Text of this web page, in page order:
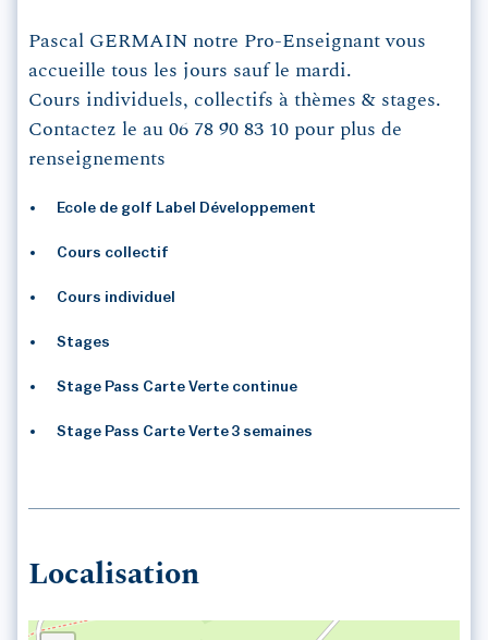
Pascal GERMAIN notre Pro-Enseignant vous
accueille tous les jours sauf le mardi.
Cours individuels, collectifs à thèmes & stages.
Contactez le au 06 78 90 83 10 pour plus de
renseignements
Ecole de golf Label Développement
Cours collectif
Cours individuel
Stages
Stage Pass Carte Verte continue
Stage Pass Carte Verte 3 semaines
Localisation